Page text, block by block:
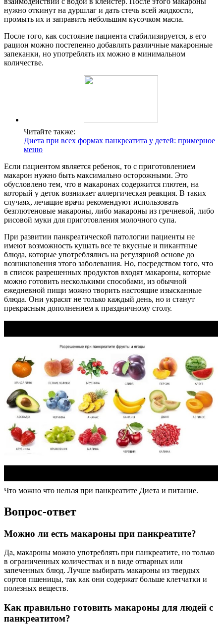
нужно откинут на дуршлаг и дать стечь всей жидкости,
промыть их и заправить небольшим кусочком масла.
После того, как состояние пациента стабилизируется, в его
рацион можно постепенно добавлять различные макаронные
запеканки, но употреблять их можно в минимальном
количестве.
Читайте также:
Диета при всех формах панкреатита у детей: примерное
меню
Если пациентом является ребенок, то с приготовлением
макарон нужно быть максимально осторожными. Это
обусловлено тем, что в макаронах содержится глютен, на
который у деток возникает аллергическая реакция. В таких
случаях, лечащие врачи рекомендуют использовать
безглютеновые макароны, либо макароны из гречневой, либо
рисовой муки для приготовления молочного супа.
При развитии панкреатической патологии пациенты не
имеют возможность кушать все те вкусные и пикантные
блюда, которые употреблялись на регулярной основе до
возникновения этого заболевания. Но, посредством того, что
в список разрешенных продуктов входят макароны, которые
можно готовить несколькими способами, из обычной
ежедневной пищи можно творить настоящие изысканные
блюда. Они украсят не только каждый день, но и станут
прекрасным дополнением к праздничному столу.
Что можно что нельзя при панкреатите Диета и питание.
Вопрос-ответ
Можно ли есть макароны при панкреатите?
Да, макароны можно употреблять при панкреатите, но только
в ограниченных количествах и в виде отварных или
запеченных блюд. Лучше выбирать макароны из твердых
сортов пшеницы, так как они содержат больше клетчатки и
полезных веществ.
Как правильно готовить макароны для людей с
панкреатитом?